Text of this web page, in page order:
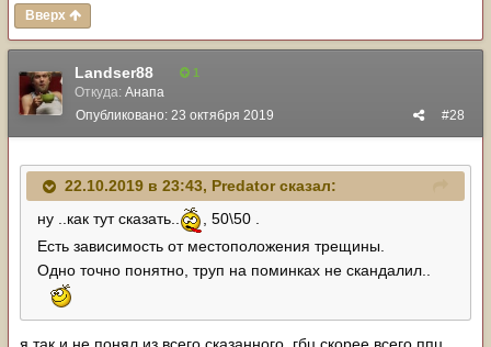
Вверх
Landser88 1
Откуда: Анапа
#28
Опубликовано: 23 октября 2019
22.10.2019 в 23:43, Predatorсказал:
ну ..как тут сказать..
, 50\50 .
Есть зависимость от местоположения трещины.
Одно точно понятно, труп на поминках не скандалил..